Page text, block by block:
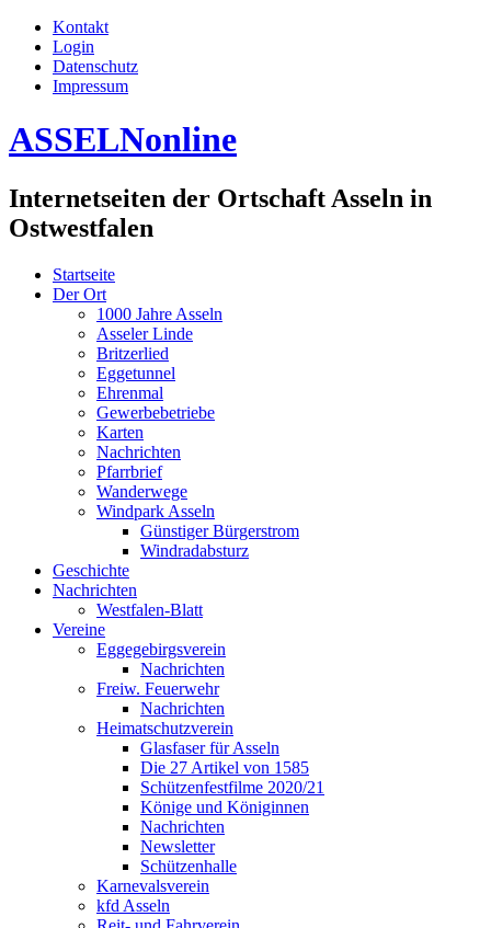
Kontakt
Login
Datenschutz
Impressum
ASSELNonline
Internetseiten der Ortschaft Asseln in
Ostwestfalen
Startseite
Der Ort
1000 Jahre Asseln
Asseler Linde
Britzerlied
Eggetunnel
Ehrenmal
Gewerbebetriebe
Karten
Nachrichten
Pfarrbrief
Wanderwege
Windpark Asseln
Günstiger Bürgerstrom
Windradabsturz
Geschichte
Nachrichten
Westfalen-Blatt
Vereine
Eggegebirgsverein
Nachrichten
Freiw. Feuerwehr
Nachrichten
Heimatschutzverein
Glasfaser für Asseln
Die 27 Artikel von 1585
Schützenfestfilme 2020/21
Könige und Königinnen
Nachrichten
Newsletter
Schützenhalle
Karnevalsverein
kfd Asseln